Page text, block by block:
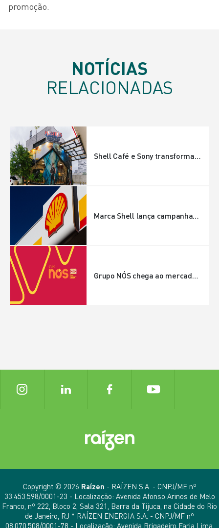
promoção.
NOTÍCIAS
RELACIONADAS
Shell Café e Sony transformam posto de São Paulo em universo de "Mestres do Universo" com ativações exclusivas e brindes colecionáveis
Marca Shell lança campanhas com produtos exclusivos para curtir a vida e vale-combustíveis para motoristas de caminhão
Grupo NÓS chega ao mercado com as marcas Shell Select e OXXO
Copyright © 2026 Raízen - RAÍZEN S.A. - CNPJ/ME nº
33.453.598/0001-23 - Localização: Avenida Afonso Arinos de Melo
Franco, nº 222, Bloco 2, Sala 321, Barra da Tijuca, na Cidade do Rio
de Janeiro, RJ * RAÍZEN ENERGIA S.A. - CNPJ/MF nº
08.070.508/0001-78 - Localização: Avenida Brigadeiro Faria Lima,